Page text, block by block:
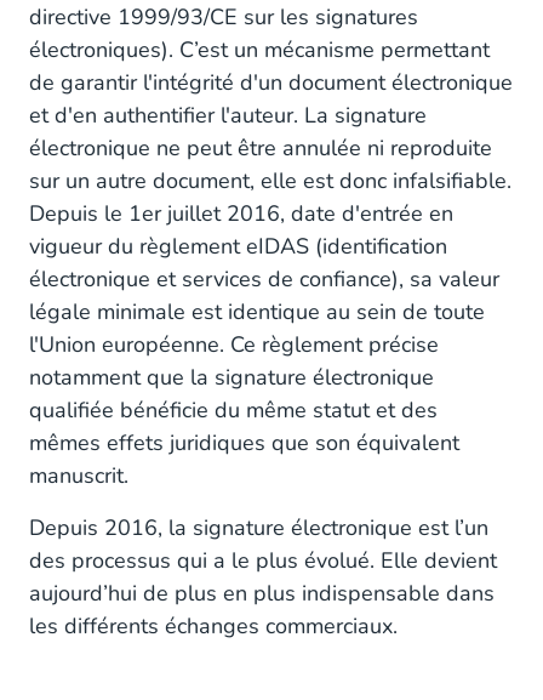
directive 1999/93/CE sur les signatures
électroniques). C’est un mécanisme permettant
de garantir l'intégrité d'un document électronique
et d'en authentifier l'auteur. La signature
électronique ne peut être annulée ni reproduite
sur un autre document, elle est donc infalsifiable.
Depuis le 1er juillet 2016, date d'entrée en
vigueur du règlement eIDAS (identification
électronique et services de confiance), sa valeur
légale minimale est identique au sein de toute
l'Union européenne. Ce règlement précise
notamment que la signature électronique
qualifiée bénéficie du même statut et des
mêmes effets juridiques que son équivalent
manuscrit.
Depuis 2016, la signature électronique est l’un
des processus qui a le plus évolué. Elle devient
aujourd’hui de plus en plus indispensable dans
les différents échanges commerciaux.